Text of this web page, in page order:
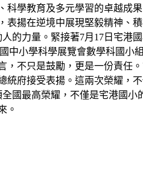
學教育及多元學習的卓越成
揚在逆境中展現堅毅精神、
的力量。緊接著7月17日宅港
中小學科學展覽會數學科國小
不只是鼓勵，更是一份責任
府接受表揚。這兩次榮耀，
國最高榮耀，不僅是宅港國小
。